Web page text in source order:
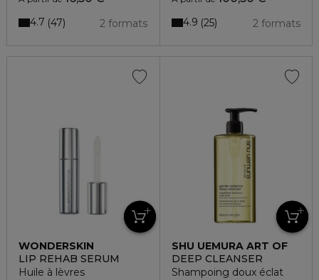
2 formats
4.7 47 2 formats
4.9 25
WONDERSKIN
LIP REHAB SERUM
Huile à lèvres
SHU UEMURA ART OF
HAIR
DEEP CLEANSER
Shampoing doux éclat